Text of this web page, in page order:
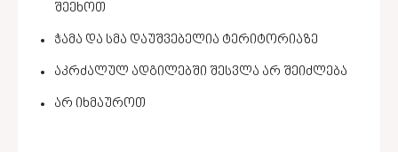
შეეხოთ
ჭამა და სმა დაუშვებელია ტერიტორიაზე
აკრძალულ ადგილებში შესვლა არ შეიძლება
არ იხმაუროთ